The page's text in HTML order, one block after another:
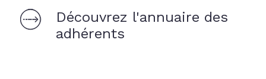
Découvrez l'annuaire des
adhérents